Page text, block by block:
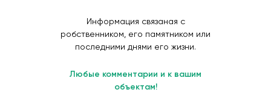
Информация связаная с
робственником, его памятником или
последними днями его жизни.
Любые комментарии и к вашим
объектам!